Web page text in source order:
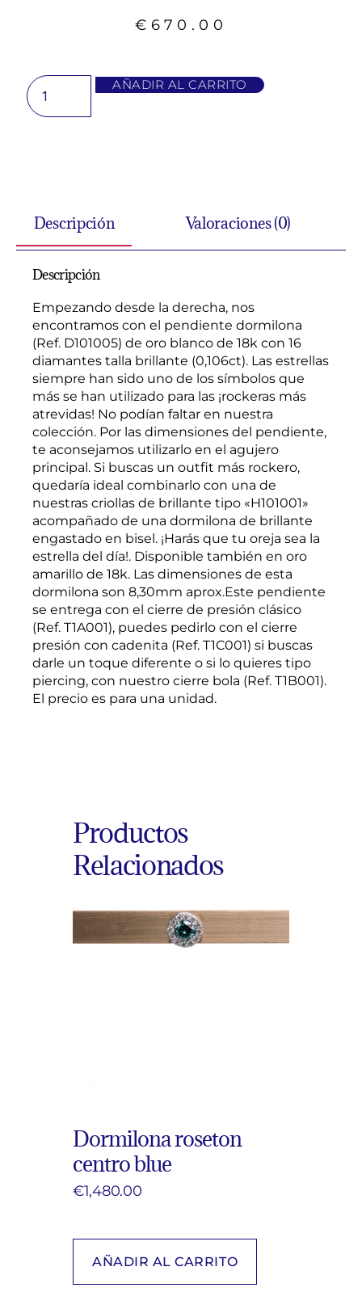
€ 670.00
AÑADIR AL CARRITO
Descripción Valoraciones (0)
Descripción
Empezando desde la derecha, nos
encontramos con el pendiente dormilona
(Ref. D101005) de oro blanco de 18k con 16
diamantes talla brillante (0,106ct). Las estrellas
siempre han sido uno de los símbolos que
más se han utilizado para las ¡rockeras más
atrevidas! No podían faltar en nuestra
colección. Por las dimensiones del pendiente,
te aconsejamos utilizarlo en el agujero
principal. Si buscas un outfit más rockero,
quedaría ideal combinarlo con una de
nuestras criollas de brillante tipo «H101001»
acompañado de una dormilona de brillante
engastado en bisel. ¡Harás que tu oreja sea la
estrella del día!. Disponible también en oro
amarillo de 18k. Las dimensiones de esta
dormilona son 8,30mm aprox.Este pendiente
se entrega con el cierre de presión clásico
(Ref. T1A001), puedes pedirlo con el cierre
presión con cadenita (Ref. T1C001) si buscas
darle un toque diferente o si lo quieres tipo
piercing, con nuestro cierre bola (Ref. T1B001).
El precio es para una unidad.
Productos
Relacionados
Dormilona roseton
centro blue
€1,480.00
AÑADIR AL CARRITO